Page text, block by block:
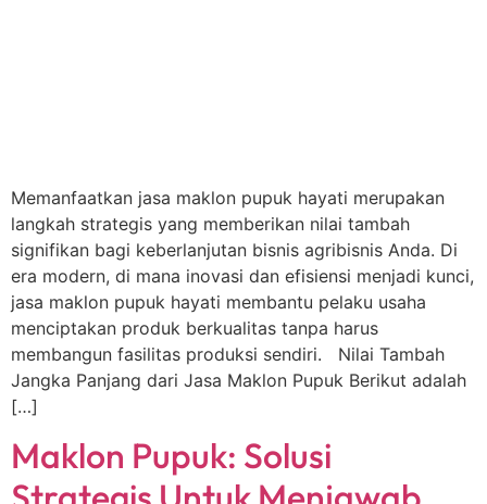
Memanfaatkan jasa maklon pupuk hayati merupakan
langkah strategis yang memberikan nilai tambah
signifikan bagi keberlanjutan bisnis agribisnis Anda. Di
era modern, di mana inovasi dan efisiensi menjadi kunci,
jasa maklon pupuk hayati membantu pelaku usaha
menciptakan produk berkualitas tanpa harus
membangun fasilitas produksi sendiri. Nilai Tambah
Jangka Panjang dari Jasa Maklon Pupuk Berikut adalah
[…]
Maklon Pupuk: Solusi